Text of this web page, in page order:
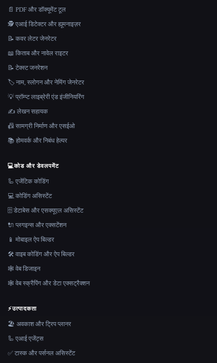
📄 PDF और डॉक्यूमेंट टूल
🕵️ एआई डिटेक्टर और ह्यूमनाइज़र
📝 कवर लेटर जेनरेटर
📖 किताब और नावेल राइटर
📝 टेक्स्ट जनरेशन
🏷️ नाम, स्लोगन और नेमिंग जेनरेटर
💡 प्रॉम्प्ट लाइब्रेरी एंड इंजीनियरिंग
✍️ लेखन सहायक
📠 सामग्री निर्माण और एसईओ
📚 होमवर्क और निबंध हेल्पर
💻कोड और डेवलपमेंट
🦾 एजेंटिक कोडिंग
💻 कोडिंग असिस्टेंट
🗄️ डेटाबेस और एसक्यूएल असिस्टेंट
🔌 प्लगइन्स और एक्सटेंशन
📱 मोबाइल ऐप बिल्डर
🛠️ वाइब कोडिंग और ऐप बिल्डर
🕸 वेब डिजाइन
🕸️ वेब स्क्रैपिंग और डेटा एक्सट्रैक्शन
⚡उत्पादकता
🏖 अवकाश और ट्रिप प्लानर
🦾 एआई एजेंट्स
✅ टास्क और पर्सनल असिस्टेंट